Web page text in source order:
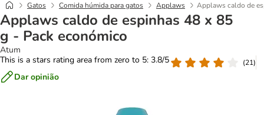
Gatos Comida húmida para gatos Applaws Applaws caldo de
Applaws caldo de espinhas 48 x 85
g - Pack económico
Atum
This is a stars rating area from zero to 5: 3.8/5
(21)
Dar opinião